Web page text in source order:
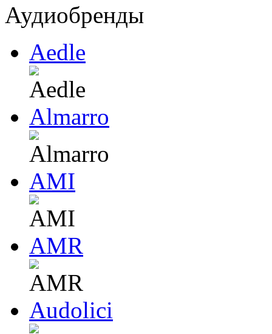
Аудиобренды
Aedle
Almarro
AMI
AMR
Audolici